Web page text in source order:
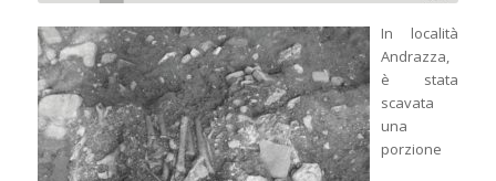
In località
Andrazza,
è stata
scavata
una
porzione